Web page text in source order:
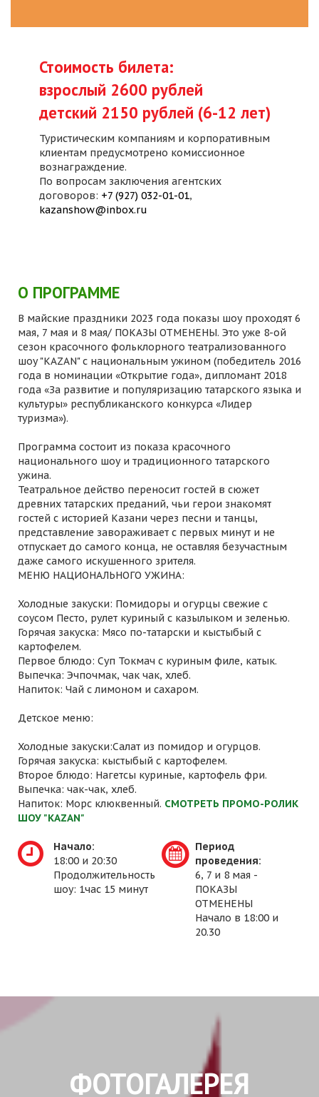
Стоимость билета:
взрослый 2600 рублей
детский 2150 рублей (6-12 лет)
Туристическим компаниям и корпоративным
клиентам предусмотрено комиссионное
вознаграждение.
По вопросам заключения агентских
договоров: +7 (927) 032-01-01,
kazanshow@inbox.ru
О ПРОГРАММЕ
В майские праздники 2023 года показы шоу проходят 6
мая, 7 мая и 8 мая/ ПОКАЗЫ ОТМЕНЕНЫ. Это уже 8-ой
сезон красочного фольклорного театрализованного
шоу "KAZAN" с национальным ужином (победитель 2016
года в номинации «Открытие года», дипломант 2018
года «За развитие и популяризацию татарского языка и
культуры» республиканского конкурса «Лидер
туризма»).
Программа состоит из показа красочного
национального шоу и традиционного татарского
ужина.
Театральное действо переносит гостей в сюжет
древних татарских преданий, чьи герои знакомят
гостей с историей Казани через песни и танцы,
представление завораживает с первых минут и не
отпускает до самого конца, не оставляя безучастным
даже самого искушенного зрителя.
МЕНЮ НАЦИОНАЛЬНОГО УЖИНА:
Холодные закуски: Помидоры и огурцы свежие с
соусом Песто, рулет куриный с казылыком и зеленью.
Горячая закуска: Мясо по-татарски и кыстыбый с
картофелем.
Первое блюдо: Суп Токмач с куриным филе, катык.
Выпечка: Эчпочмак, чак чак, хлеб.
Напиток: Чай с лимоном и сахаром.
Детское меню:
Холодные закуски:Салат из помидор и огурцов.
Горячая закуска: кыстыбый с картофелем.
Второе блюдо: Нагетсы куриные, картофель фри.
Выпечка: чак-чак, хлеб.
Напиток: Морс клюквенный. СМОТРЕТЬ ПРОМО-РОЛИК
ШОУ "KAZAN"
Начало:
18:00 и 20:30
Продолжительность
шоу: 1час 15 минут
Период
проведения:
6, 7 и 8 мая -
ПОКАЗЫ
ОТМЕНЕНЫ
Начало в 18:00 и
20.30
ФОТОГАЛЕРЕЯ